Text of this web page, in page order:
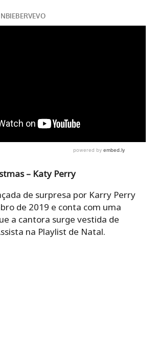
– Katy Perry
de surpresa por Karry Perry
de 2019 e conta com uma
a cantora surge vestida de
na Playlist de Natal.